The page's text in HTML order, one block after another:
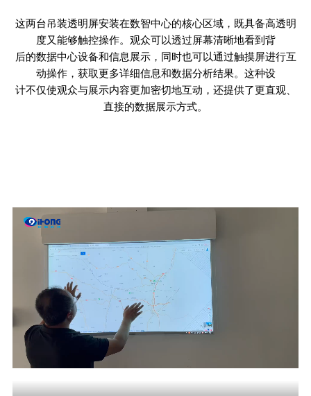
这两台吊装透明屏安装在数智中心的核心区域，既具备高透明
度又能够触控操作。观众可以透过屏幕清晰地看到背
后的数据中心设备和信息展示，同时也可以通过触摸屏进行互
动操作，获取更多详细信息和数据分析结果。这种设
计不仅使观众与展示内容更加密切地互动，还提供了更直观、
直接的数据展示方式。